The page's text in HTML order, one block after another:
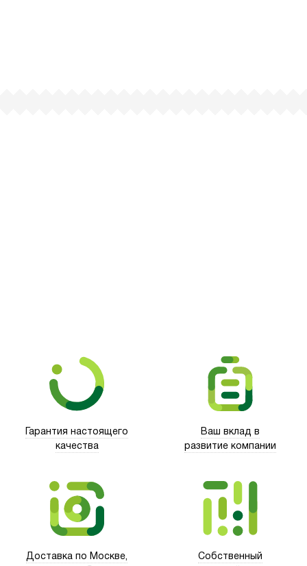
Гарантия настоящего
качества
Ваш вклад в
развитие компании
Доставка по Москве,
Собственный